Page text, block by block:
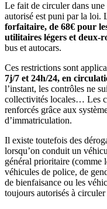
Le fait de circuler dans
autorisé est puni par la loi.
forfaitaire, de 68€ pour
utilitaires légers et deux-
bus et autocars.
Ces restrictions sont
7j/7 et 24h/24, en
l’instant, les contrôles ne
collectivités locales… Les
renforcés grâce aux
d’immatriculation.
Il existe toutefois des
lorsqu’on conduit un
général prioritaire (comme
véhicules de police, de
de bienfaisance ou les
toujours autorisés à